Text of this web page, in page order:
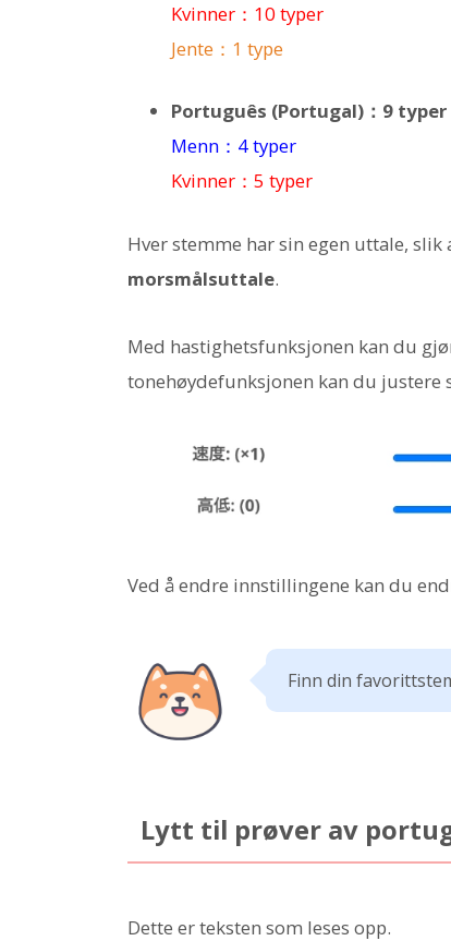
Kvinner：10 typer
Jente：1 type
Português (Portugal)：9 typer
Menn：4 typer
Kvinner：5 typer
Hver stemme har sin egen uttale,
morsmålsuttale.
Med hastighetsfunksjonen kan du
tonehøydefunksjonen kan du justere
Ved å endre innstillingene kan du
Finn din
Lytt til prøver av
Dette er teksten som leses opp.